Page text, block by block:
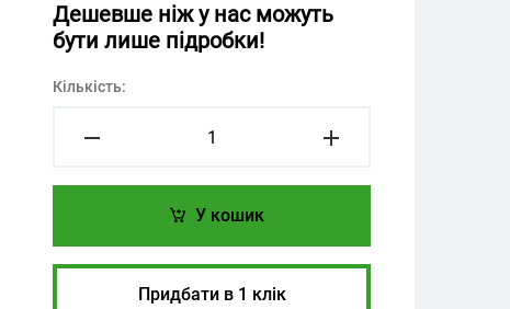
Дешевше ніж у нас можуть
бути лише підробки!
Кількість:
У кошик
Придбати в 1 клік